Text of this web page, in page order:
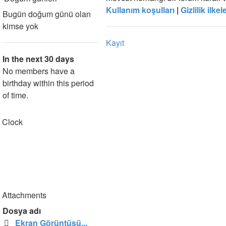
Kullanım koşulları | Gizlilik
Kayıt
Bugün doğum günü olan
kimse yok
In the next 30 days
No members have a
birthday within this period
of time.
Clock
Attachments
Dosya adı
Ekran Görüntüsü...